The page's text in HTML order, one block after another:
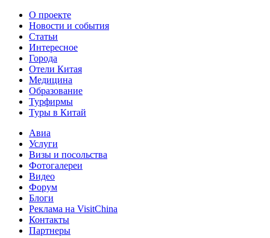
О проекте
Новости и события
Статьи
Интересное
Города
Отели Китая
Медицина
Образование
Турфирмы
Туры в Китай
Авиа
Услуги
Визы и посольства
Фотогалереи
Видео
Форум
Блоги
Реклама на VisitChina
Контакты
Партнеры